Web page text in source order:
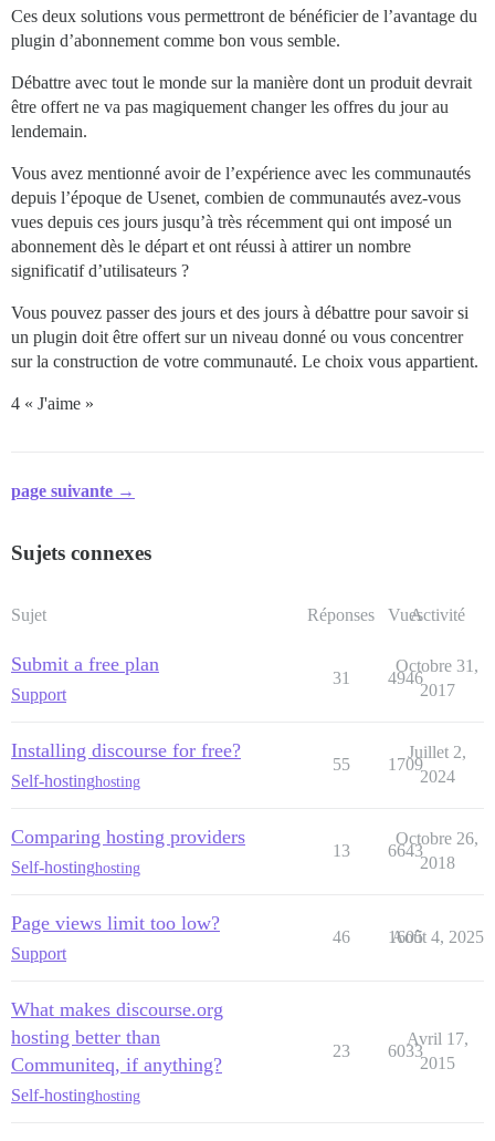
Ces deux solutions vous permettront de bénéficier de l’avantage du
plugin d’abonnement comme bon vous semble.
Débattre avec tout le monde sur la manière dont un produit devrait
être offert ne va pas magiquement changer les offres du jour au
lendemain.
Vous avez mentionné avoir de l’expérience avec les communautés
depuis l’époque de Usenet, combien de communautés avez-vous
vues depuis ces jours jusqu’à très récemment qui ont imposé un
abonnement dès le départ et ont réussi à attirer un nombre
significatif d’utilisateurs ?
Vous pouvez passer des jours et des jours à débattre pour savoir si
un plugin doit être offert sur un niveau donné ou vous concentrer
sur la construction de votre communauté. Le choix vous appartient.
4 « J'aime »
page suivante →
Sujets connexes
Sujet Réponses VuesActivité
Submit a free plan
Support
31 4946
Octobre 31,
2017
Installing discourse for free?
Self-hostinghosting
55 1709
Juillet 2,
2024
Comparing hosting providers
Self-hostinghosting
13 6643
Octobre 26,
2018
Page views limit too low?
Support
46 1605
Août 4, 2025
What makes discourse.org
hosting better than
Communiteq, if anything?
Self-hostinghosting
23 6033
Avril 17,
2015